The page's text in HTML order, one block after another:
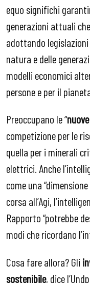
equo significhi
generazioni attuali
adottando
natura e delle
modelli economici
persone e per il
Preoccupano le “
competizione per le
quella per i minerali
elettrici. Anche
come una
corsa all’Agi,
Rapporto “potrebbe
modi che ricordano
Cosa fare allora? Gli
sostenibile, dice